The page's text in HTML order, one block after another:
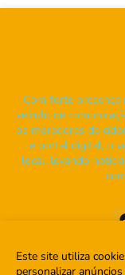
Com forte
veículo de
os moradores da
e portal digital, o
local, levando
Este site utiliza
personalizar